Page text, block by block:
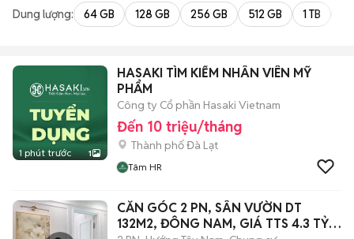
Dung lượng: 64 GB 128 GB 256 GB 512 GB 1 TB
1 phút trước 1
HASAKI TÌM KIẾM NHÂN VIÊN MỸ
PHẨM
Công ty Cổ phần Hasaki Vietnam
Đến 10 triệu/tháng
Thành phố Đà Lạt
Tâm HR
CĂN GÓC 2 PN, SÂN VƯỜN DT
132M2, ĐÔNG NAM, GIÁ TTS 4.3 TỶ